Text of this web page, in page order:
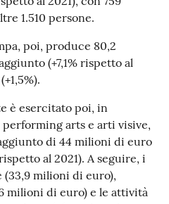
1.510 persone.
poi, produce 80,2
(+7,1% rispetto al
è esercitato poi, in
arts e arti visive,
di 44 milioni di euro
al 2021). A seguire, i
milioni di euro),
milioni di euro) e le attività